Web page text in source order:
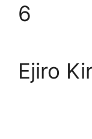
6
Ejiro